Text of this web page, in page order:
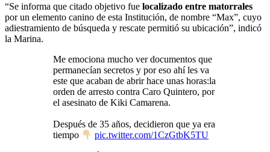
“Se informa que citado objetivo fue localizado entre matorrales
por un elemento canino de esta Institución, de nombre “Max”, cuyo
adiestramiento de búsqueda y rescate permitió su ubicación”, indicó
la Marina.
Me emociona mucho ver documentos que
permanecían secretos y por eso ahí les va
este que acaban de abrir hace unas horas:la
orden de arresto contra Caro Quintero, por
el asesinato de Kiki Camarena.
Después de 35 años, decidieron que ya era
tiempo
pic.twitter.com/1CzGtbK5TU